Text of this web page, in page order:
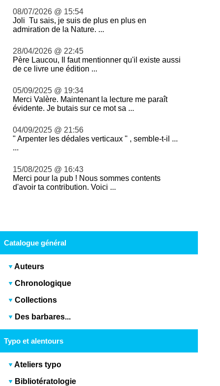
08/07/2026 @ 15:54
Joli Tu sais, je suis de plus en plus en
admiration de la Nature. ...
28/04/2026 @ 22:45
Père Laucou, Il faut mentionner qu'il existe aussi
de ce livre une édition ...
05/09/2025 @ 19:34
Merci Valère. Maintenant la lecture me paraît
évidente. Je butais sur ce mot sa ...
04/09/2025 @ 21:56
" Arpenter les dédales verticaux " , semble-t-il ...
...
15/08/2025 @ 16:43
Merci pour la pub ! Nous sommes contents
d'avoir ta contribution. Voici ...
Catalogue général
Auteurs
Chronologique
Collections
Des barbares...
Typo et alentours
Ateliers typo
Bibliotératologie